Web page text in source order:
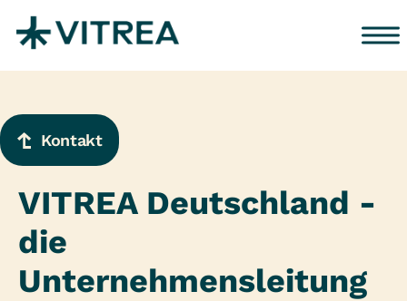
Kontakt
VITREA Deutschland -
die
Unternehmensleitung